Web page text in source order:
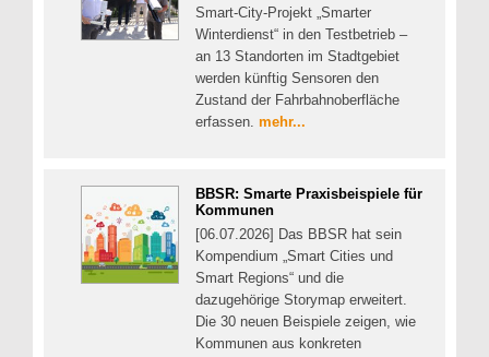
Smart-City-Projekt „Smarter
Winterdienst“ in den Testbetrieb –
an 13 Standorten im Stadtgebiet
werden künftig Sensoren den
Zustand der Fahrbahnoberfläche
erfassen. mehr...
BBSR: Smarte Praxisbeispiele für
Kommunen
[06.07.2026] Das BBSR hat sein
Kompendium „Smart Cities und
Smart Regions“ und die
dazugehörige Storymap erweitert.
Die 30 neuen Beispiele zeigen, wie
Kommunen aus konkreten